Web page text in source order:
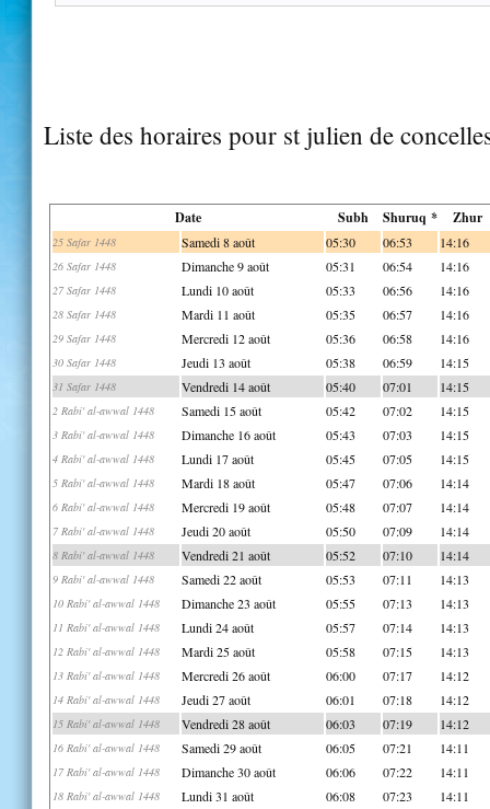
Liste des horaires pour st julien de
Date Subh Shuruq * Zhur
25 Safar 1448 Samedi 8 août 05:30 06:53 14:16
26 Safar 1448 Dimanche 9 août 05:31 06:54 14:16
27 Safar 1448 Lundi 10 août 05:33 06:56 14:16
28 Safar 1448 Mardi 11 août 05:35 06:57 14:16
29 Safar 1448 Mercredi 12 août 05:36 06:58 14:16
30 Safar 1448 Jeudi 13 août 05:38 06:59 14:15
31 Safar 1448 Vendredi 14 août 05:40 07:01 14:15
2 Rabi' al-awwal 1448 Samedi 15 août 05:42 07:02 14:15
3 Rabi' al-awwal 1448 Dimanche 16 août 05:43 07:03 14:15
4 Rabi' al-awwal 1448 Lundi 17 août 05:45 07:05 14:15
5 Rabi' al-awwal 1448 Mardi 18 août 05:47 07:06 14:14
6 Rabi' al-awwal 1448 Mercredi 19 août 05:48 07:07 14:14
7 Rabi' al-awwal 1448 Jeudi 20 août 05:50 07:09 14:14
8 Rabi' al-awwal 1448 Vendredi 21 août 05:52 07:10 14:14
9 Rabi' al-awwal 1448 Samedi 22 août 05:53 07:11 14:13
10 Rabi' al-awwal 1448 Dimanche 23 août 05:55 07:13 14:13
11 Rabi' al-awwal 1448 Lundi 24 août 05:57 07:14 14:13
12 Rabi' al-awwal 1448 Mardi 25 août 05:58 07:15 14:13
13 Rabi' al-awwal 1448 Mercredi 26 août 06:00 07:17 14:12
14 Rabi' al-awwal 1448 Jeudi 27 août 06:01 07:18 14:12
15 Rabi' al-awwal 1448 Vendredi 28 août 06:03 07:19 14:12
16 Rabi' al-awwal 1448 Samedi 29 août 06:05 07:21 14:11
17 Rabi' al-awwal 1448 Dimanche 30 août 06:06 07:22 14:11
18 Rabi' al-awwal 1448 Lundi 31 août 06:08 07:23 14:11